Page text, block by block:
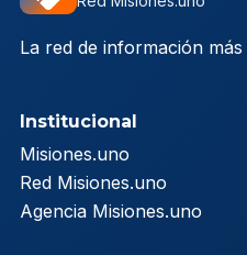
La red de información
Institucional
Misiones.uno
Red Misiones.uno
Agencia Misiones.uno